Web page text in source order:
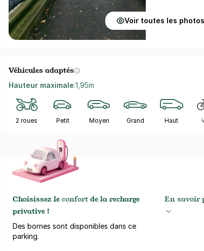
Voir toutes les photos
Véhicules adaptés
Hauteur maximale:1,95m
2 roues Petit Moyen Grand Haut
Choisissez le confort de la recharge
privative !
Des bornes sont disponibles dans ce
parking.
En savoir